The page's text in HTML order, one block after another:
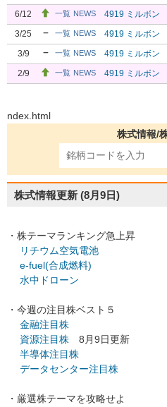
6/12
一覧 NEWS 4919 ミルボン
3/25
一覧 NEWS 4919 ミルボン
3/9
一覧 NEWS 4919 ミルボン
2/9
一覧 NEWS 4919 ミルボン
ndex.html
株式情報/
株式情報更新 (8月9日)
・株テーマランキング急上昇
リチウム空気電池
e-fuel(合成燃料)
水中ドローン
・今週の注目株ベスト５
金融注目株
資源注目株 8月9日更新
半導体注目株
データセンター注目株
・厳選株テーマを攻略せよ